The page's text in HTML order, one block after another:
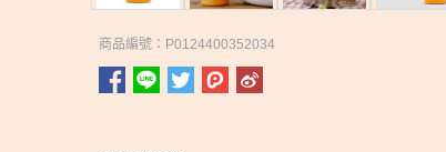
商品編號：P0124400352034